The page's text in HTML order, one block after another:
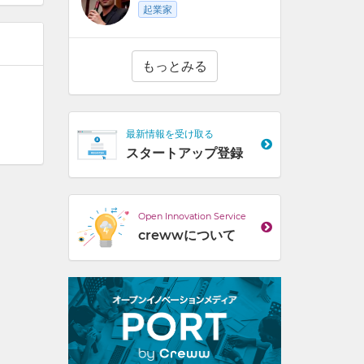
起業家
もっとみる
最新情報を受け取る
スタートアップ登録
Open Innovation Service
crewwについて